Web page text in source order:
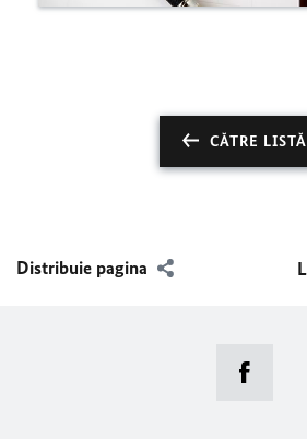
CĂTRE LISTĂ
Distribuie pagina